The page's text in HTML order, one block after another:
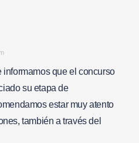
informamos que el concurso
su etapa de
estar muy atento
también a través del